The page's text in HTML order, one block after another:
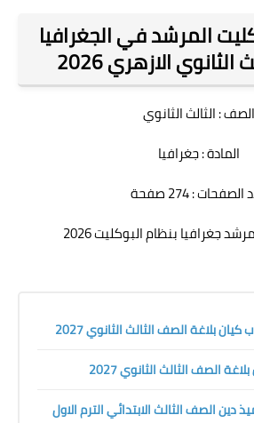
المرشد في الجغرافيا
الازهري 2026
الصف : الثالث الثانوي
المادة : جغرافيا
: 274 صفحة
جغرافيا بنظام البوكليت 2026
بلاغة الصف الثالث الثانوي 2027
الصف الثالث الثانوي 2027
دين الصف الثالث الابتدائي الترم الاول